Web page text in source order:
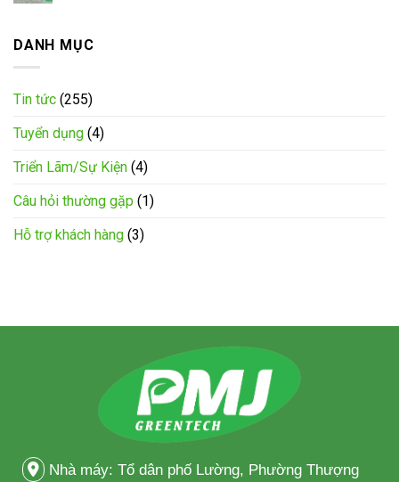
DANH MỤC
Tin tức (255)
Tuyển dụng (4)
Triển Lãm/Sự Kiện (4)
Câu hỏi thường gặp (1)
Hỗ trợ khách hàng (3)
Nhà máy: Tổ dân phố Lường, Phường Thượng